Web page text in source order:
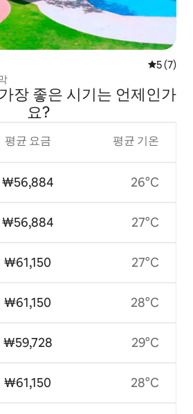
평점 5점
5 (7)
장 좋은 시기는 언제인가
요?
평균 요금
₩56,884
₩56,884
₩61,150
₩61,150
₩59,728
₩61,150
평균 기온
26°C
27°C
27°C
28°C
29°C
28°C